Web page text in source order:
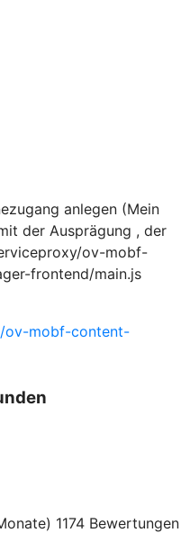
anlegen (Mein
der Ausprägung , der
ov-mobf-
frontend/main.js
ov-mobf-content-
1174 Bewertungen